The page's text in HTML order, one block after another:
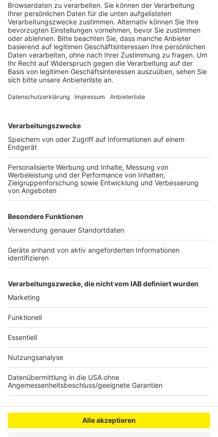
Anlieferung eine logistische Herausforderung.
Veröffentlicht:Freitag, 13.08.2021 19:12
Anzeige
Die erste Etappe hat der tonnenschwere Rotor schon
Duisburger Binnenhafen angekommen. Hier wird er auf
einen Tieflader umgeladen. Der Schwertransporter
macht sich dann am späten Sonntagabend auf den
Weg, zunächst über die Autobahnen. An der A4-
Ausfahrt Köln-Klettenberg wechselt der
Schwertransporter auf die B265 und fährt dann über
die Industriestraße zum Chemiepark Knapsack. Wenn
Montagmorgen hier ankommen. Optimistisch stimmt
die Verantwortlichen, dass keine Sperrungen nötig sind
und auch keine Ampeln oder Schilder abgebaut werden
müssen.
Anzeige
Anzeige